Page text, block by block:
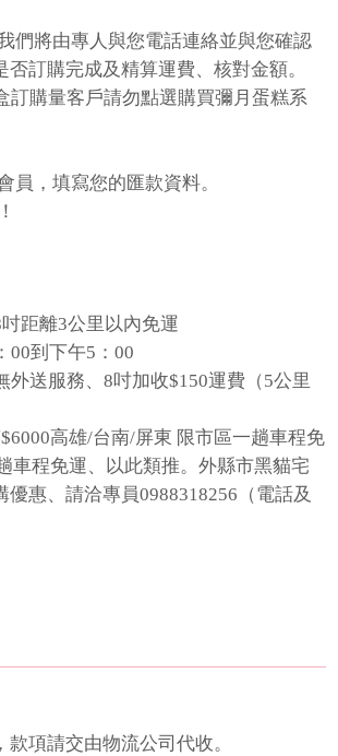
們將由專人與您電話連絡並與您確認
訂購完成及精算運費、核對金額。
訂購量客戶請勿點選購買彌月蛋糕系
員，填寫您的匯款資料。
距離3公里以內免運
00到下午5：00
外送服務、8吋加收$150運費（5公里
高雄/台南/屏東 限市區一趟車程免
車程免運、以此類推。外縣市黑貓宅
優惠、請洽專員0988318256（電話及
項請交由物流公司代收。